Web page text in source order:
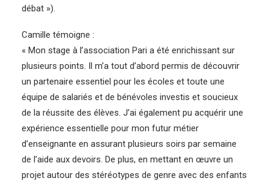
débat »).
Camille témoigne :
« Mon stage à l’association Pari a été enrichissant sur
plusieurs points. Il m’a tout d’abord permis de découvrir
un partenaire essentiel pour les écoles et toute une
équipe de salariés et de bénévoles investis et soucieux
de la réussite des élèves. J’ai également pu acquérir une
expérience essentielle pour mon futur métier
d’enseignante en assurant plusieurs soirs par semaine
de l’aide aux devoirs. De plus, en mettant en œuvre un
projet autour des stéréotypes de genre avec des enfants